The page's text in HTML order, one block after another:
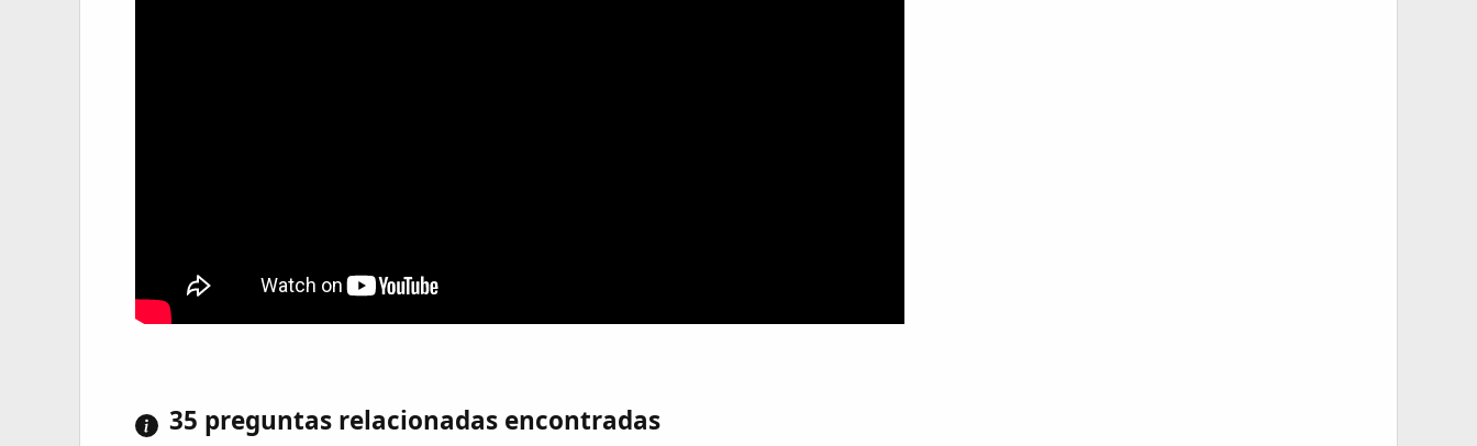
35 preguntas relacionadas encontradas